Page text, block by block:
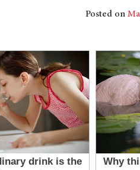
Posted on